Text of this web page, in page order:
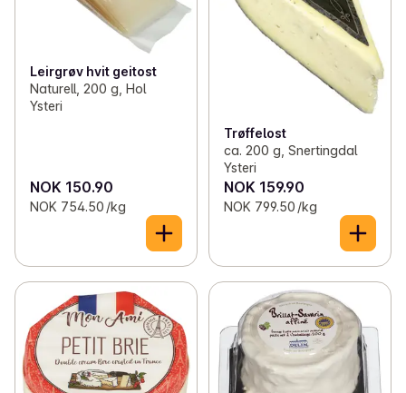
Leirgrøv hvit geitost
Naturell, 200 g, Hol
Ysteri
NOK 150.90
NOK 754.50 /kg
Trøffelost
ca. 200 g, Snertingdal
Ysteri
NOK 159.90
NOK 799.50 /kg